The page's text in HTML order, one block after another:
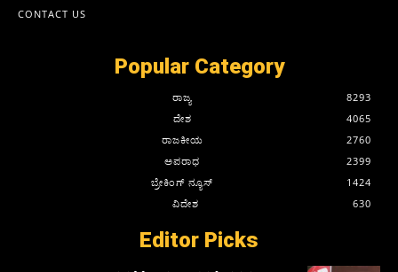
CONTACT US
Popular Category
ರಾಜ್ಯ
8293
ದೇಶ
4065
ರಾಜಕೀಯ
2760
ಅಪರಾಧ
2399
ಬ್ರೇಕಿಂಗ್ ನ್ಯೂಸ್
1424
ವಿದೇಶ
630
Editor Picks